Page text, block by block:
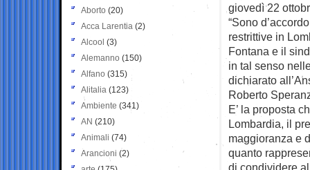
giovedì 22
“Sono
restrittive in
Fontana e il
in tal senso
dichiarato
Roberto
E’ la proposta
Lombardia, il
maggioranza e
quanto
di condividere
Aborto (20)
Acca Larentia (2)
Alcool (3)
Alemanno (150)
Alfano (315)
Alitalia (123)
Ambiente (341)
AN (210)
Animali (74)
Arancioni (2)